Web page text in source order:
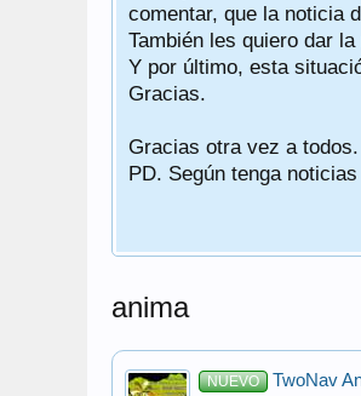
comentar, que la noticia
También les quiero dar
Y por último, esta
Gracias.
Gracias otra vez a todos.
PD. Según tenga
anima
NUEVO TwoNav